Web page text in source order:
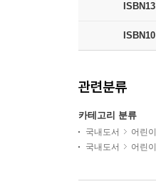
ISBN13
ISBN10
관련분류
카테고리 분류
국내도서 어린이
국내도서
어린이